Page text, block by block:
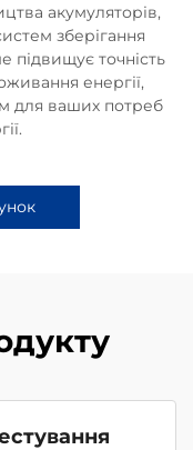
акумуляторів,
зберігання
підвищує точність
енергії,
для ваших потреб